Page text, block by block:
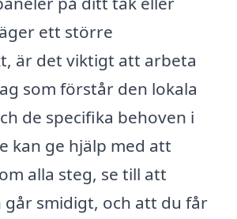
ett större
är det viktigt att arbeta
som förstår den lokala
de specifika behoven i
kan ge hjälp med att
alla steg, se till att
smidigt, och att du får